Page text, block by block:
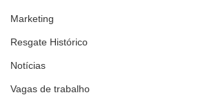
Marketing
Resgate Histórico
Notícias
Vagas de trabalho